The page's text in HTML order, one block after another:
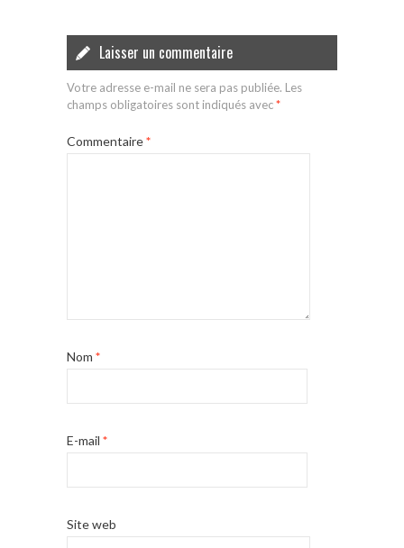
Laisser un commentaire
Votre adresse e-mail ne sera pas publiée. Les
champs obligatoires sont indiqués avec*
Commentaire*
Nom *
E-mail *
Site web